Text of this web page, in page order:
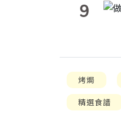
9
烤焗
精選食譜